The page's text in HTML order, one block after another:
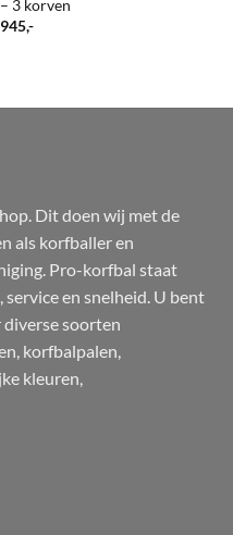
– 3 korven
945,-
Dit doen wij met de
als korfballer en
Pro-korfbal staat
en snelheid. U bent
diverse soorten
korfbalpalen,
kleuren,